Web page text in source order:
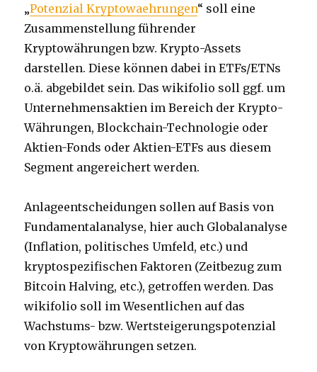
„Potenzial Kryptowaehrungen“ soll eine
Zusammenstellung führender
Kryptowährungen bzw. Krypto-Assets
darstellen. Diese können dabei in ETFs/ETNs
o.ä. abgebildet sein. Das wikifolio soll ggf. um
Unternehmensaktien im Bereich der Krypto-
Währungen, Blockchain-Technologie oder
Aktien-Fonds oder Aktien-ETFs aus diesem
Segment angereichert werden.
Anlageentscheidungen sollen auf Basis von
Fundamentalanalyse, hier auch Globalanalyse
(Inflation, politisches Umfeld, etc.) und
kryptospezifischen Faktoren (Zeitbezug zum
Bitcoin Halving, etc.), getroffen werden. Das
wikifolio soll im Wesentlichen auf das
Wachstums- bzw. Wertsteigerungspotenzial
von Kryptowährungen setzen.